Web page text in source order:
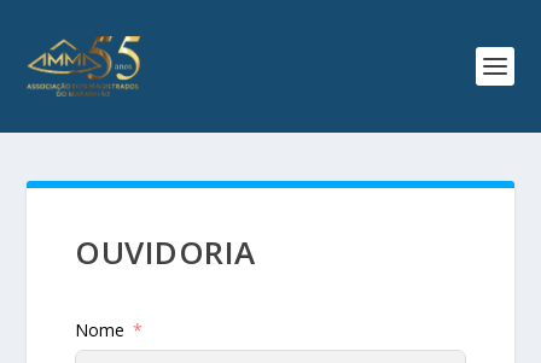
OUVIDORIA
Nome